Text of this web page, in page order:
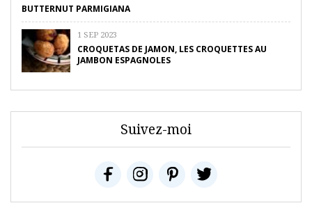
BUTTERNUT PARMIGIANA
1 SEP 2023
CROQUETAS DE JAMON, LES CROQUETTES AU
JAMBON ESPAGNOLES
Suivez-moi